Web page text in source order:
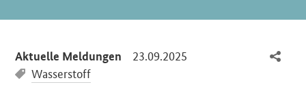
Aktuelle Meldungen 23.09.2025
Wasserstoff